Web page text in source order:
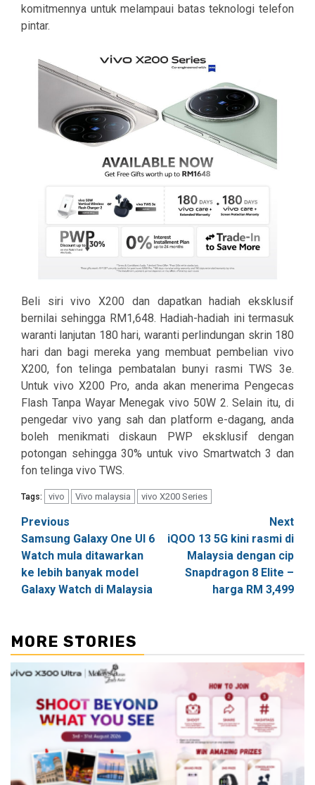
komitmennya untuk melampaui batas teknologi telefon
pintar.
Beli siri vivo X200 dan dapatkan hadiah eksklusif
bernilai sehingga RM1,648. Hadiah-hadiah ini termasuk
waranti lanjutan 180 hari, waranti perlindungan skrin 180
hari dan bagi mereka yang membuat pembelian vivo
X200, fon telinga pembatalan bunyi rasmi TWS 3e.
Untuk vivo X200 Pro, anda akan menerima Pengecas
Flash Tanpa Wayar Menegak vivo 50W 2. Selain itu, di
pengedar vivo yang sah dan platform e-dagang, anda
boleh menikmati diskaun PWP eksklusif dengan
potongan sehingga 30% untuk vivo Smartwatch 3 dan
fon telinga vivo TWS.
Tags: vivo Vivo malaysia vivo X200 Series
Post
navigation
Previous
Samsung Galaxy One UI 6
Watch mula ditawarkan
ke lebih banyak model
Galaxy Watch di Malaysia
Next
iQOO 13 5G kini rasmi di
Malaysia dengan cip
Snapdragon 8 Elite –
harga RM 3,499
MORE STORIES